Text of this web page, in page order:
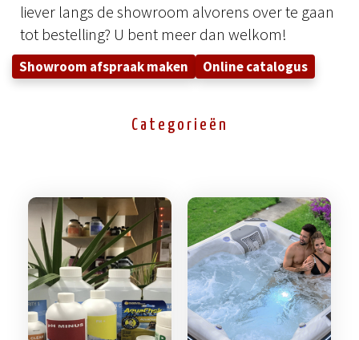
liever langs de showroom alvorens over te gaan
tot bestelling? U bent meer dan welkom!
Showroom afspraak maken Online catalogus
Categorieën